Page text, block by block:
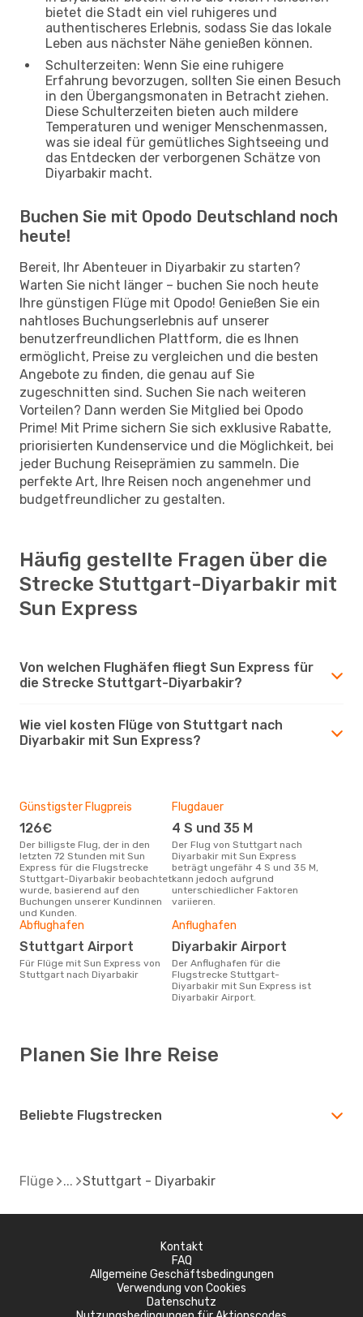
bietet die Stadt ein viel ruhigeres und
authentischeres Erlebnis, sodass Sie das lokale
Leben aus nächster Nähe genießen können.
Schulterzeiten: Wenn Sie eine ruhigere
Erfahrung bevorzugen, sollten Sie einen Besuch
in den Übergangsmonaten in Betracht ziehen.
Diese Schulterzeiten bieten auch mildere
Temperaturen und weniger Menschenmassen,
was sie ideal für gemütliches Sightseeing und
das Entdecken der verborgenen Schätze von
Diyarbakir macht.
Buchen Sie mit Opodo Deutschland noch
heute!
Bereit, Ihr Abenteuer in Diyarbakir zu starten?
Warten Sie nicht länger – buchen Sie noch heute
Ihre günstigen Flüge mit Opodo! Genießen Sie ein
nahtloses Buchungserlebnis auf unserer
benutzerfreundlichen Plattform, die es Ihnen
ermöglicht, Preise zu vergleichen und die besten
Angebote zu finden, die genau auf Sie
zugeschnitten sind. Suchen Sie nach weiteren
Vorteilen? Dann werden Sie Mitglied bei Opodo
Prime! Mit Prime sichern Sie sich exklusive Rabatte,
priorisierten Kundenservice und die Möglichkeit, bei
jeder Buchung Reiseprämien zu sammeln. Die
perfekte Art, Ihre Reisen noch angenehmer und
budgetfreundlicher zu gestalten.
Häufig gestellte Fragen über die
Strecke Stuttgart-Diyarbakir mit
Sun Express
Von welchen Flughäfen fliegt Sun Express für
die Strecke Stuttgart-Diyarbakir?
Wie viel kosten Flüge von Stuttgart nach
Diyarbakir mit Sun Express?
Günstigster Flugpreis
126€
Der billigste Flug, der in den
letzten 72 Stunden mit Sun
Express für die Flugstrecke
Stuttgart-Diyarbakir beobachtet
wurde, basierend auf den
Buchungen unserer Kundinnen
und Kunden.
Flugdauer
4 S und 35 M
Der Flug von Stuttgart nach
Diyarbakir mit Sun Express
beträgt ungefähr 4 S und 35 M,
kann jedoch aufgrund
unterschiedlicher Faktoren
variieren.
Abflughafen
Stuttgart Airport
Für Flüge mit Sun Express von
Stuttgart nach Diyarbakir
Anflughafen
Diyarbakir Airport
Der Anflughafen für die
Flugstrecke Stuttgart-
Diyarbakir mit Sun Express ist
Diyarbakir Airport.
Planen Sie Ihre Reise
Beliebte Flugstrecken
Flüge Stuttgart - Diyarbakir
Kontakt
FAQ
Allgemeine Geschäftsbedingungen
Verwendung von Cookies
Datenschutz